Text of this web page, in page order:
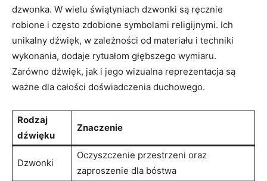
dzwonka. W wielu świątyniach dzwonki są ręcznie
robione i często zdobione symbolami religijnymi. Ich
unikalny dźwięk,​ w zależności od materiału i techniki
wykonania, dodaje rytuałom ⁤głębszego wymiaru.
Zarówno dźwięk, jak ‌i jego wizualna reprezentacja są
ważne dla całości doświadczenia ⁢duchowego.
Rodzaj
dźwięku
Znaczenie
Dzwonki
Oczyszczenie przestrzeni oraz
zaproszenie⁤ dla bóstwa